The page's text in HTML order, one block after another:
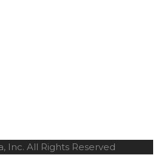
Inc. All Rights Reserved